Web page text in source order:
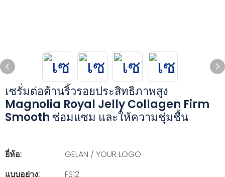
เซรั่มต่อต้านริ้วรอยประสิทธิภาพสูง
Magnolia Royal Jelly Collagen Firm
Smooth ซ่อมแซม และให้ความชุ่มชื้น
ยี่ห้อ:
GELAN / YOUR LOGO
แบบอย่าง:
FS12